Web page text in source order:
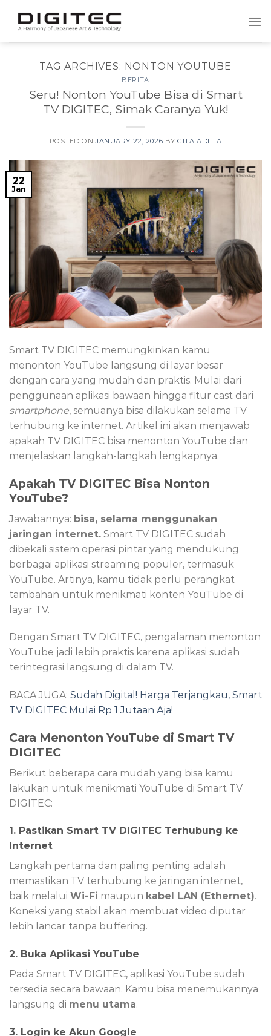
TAG ARCHIVES: NONTON YOUTUBE
BERITA
Seru! Nonton YouTube Bisa di Smart
TV DIGITEC, Simak Caranya Yuk!
POSTED ONJANUARY 22, 2026 BYGITA ADITIA
22
Jan
Smart TV DIGITEC memungkinkan kamu
menonton YouTube langsung di layar besar
dengan cara yang mudah dan praktis. Mulai dari
penggunaan aplikasi bawaan hingga fitur cast dari
smartphone, semuanya bisa dilakukan selama TV
terhubung ke internet. Artikel ini akan menjawab
apakah TV DIGITEC bisa menonton YouTube dan
menjelaskan langkah-langkah lengkapnya.
Apakah TV DIGITEC Bisa Nonton
YouTube?
Jawabannya: bisa, selama menggunakan
jaringan internet. Smart TV DIGITEC sudah
dibekali sistem operasi pintar yang mendukung
berbagai aplikasi streaming populer, termasuk
YouTube. Artinya, kamu tidak perlu perangkat
tambahan untuk menikmati konten YouTube di
layar TV.
Dengan Smart TV DIGITEC, pengalaman menonton
YouTube jadi lebih praktis karena aplikasi sudah
terintegrasi langsung di dalam TV.
BACA JUGA: Sudah Digital! Harga Terjangkau, Smart
TV DIGITEC Mulai Rp 1 Jutaan Aja!
Cara Menonton YouTube di Smart TV
DIGITEC
Berikut beberapa cara mudah yang bisa kamu
lakukan untuk menikmati YouTube di Smart TV
DIGITEC:
1. Pastikan Smart TV DIGITEC Terhubung ke
Internet
Langkah pertama dan paling penting adalah
memastikan TV terhubung ke jaringan internet,
baik melalui Wi-Fi maupun kabel LAN (Ethernet).
Koneksi yang stabil akan membuat video diputar
lebih lancar tanpa buffering.
2. Buka Aplikasi YouTube
Pada Smart TV DIGITEC, aplikasi YouTube sudah
tersedia secara bawaan. Kamu bisa menemukannya
langsung di menu utama.
3. Login ke Akun Google